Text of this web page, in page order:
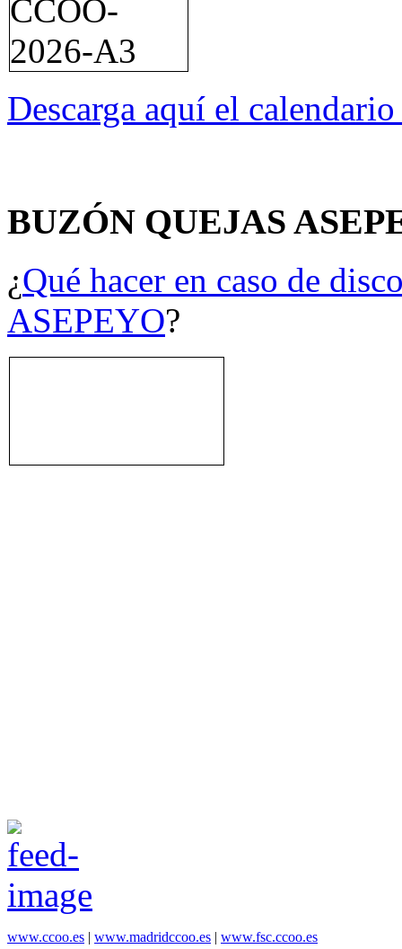
Descarga aquí el
BUZÓN QUEJAS
¿Qué hacer en caso de
ASEPEYO?
www.ccoo.es | www.madridccoo.es | www.fsc.ccoo.es